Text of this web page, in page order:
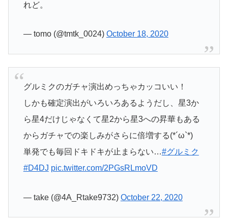
れど。
— tomo (@tmtk_0024) October 18, 2020
グルミクのガチャ演出めっちゃカッコいい！
しかも確定演出がいろいろあるようだし、星3か
ら星4だけじゃなくて星2から星3への昇華もある
からガチャでの楽しみがさらに倍増する(*´ω`*)
単発でも毎回ドキドキが止まらない…#グルミク
#D4DJ pic.twitter.com/2PGsRLmoVD
— take (@4A_Rtake9732) October 22, 2020